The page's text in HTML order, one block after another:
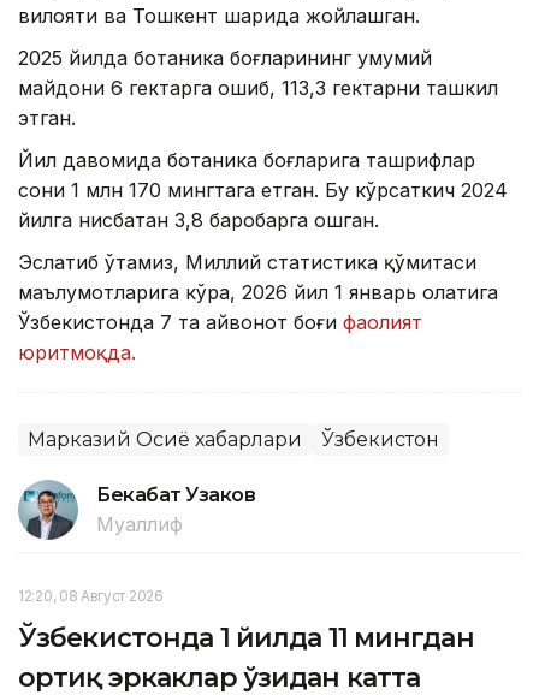
вилояти ва Тошкент шаҳрида жойлашган.
2025 йилда ботаника боғларининг умумий
майдони 6 гектарга ошиб, 113,3 гектарни ташкил
этган.
Йил давомида ботаника боғларига ташрифлар
сони 1 млн 170 мингтага етган. Бу кўрсаткич 2024
йилга нисбатан 3,8 баробарга ошган.
Эслатиб ўтамиз, Миллий статистика қўмитаси
маълумотларига кўра, 2026 йил 1 январь ҳолатига
Ўзбекистонда 7 та ҳайвонот боғи фаолият
юритмоқда.
Марказий Осиё хабарлари Ўзбекистон
Бекабат Узаков
Муаллиф
12:20, 08 Август 2026
Ўзбекистонда 1 йилда 11 мингдан
ортиқ эркаклар ўзидан катта